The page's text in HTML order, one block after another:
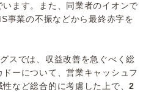
ます。また、同業者のイオンで
事業の不振などから最終赤字を
スでは、収益改善を急ぐべく総
ーについて、営業キャッシュフ
など総合的に考慮した上で、2